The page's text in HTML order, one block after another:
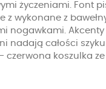
życzeniami. Font
wykonane z
nogawkami.
nadają całości
czerwona koszulka